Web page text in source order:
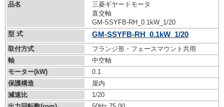
品名
三菱ギヤードモータ
直交軸
GM-SSYFB-RH_0.1kW_1/20
型 式
GM-SSYFB-RH_0.1kW_1/20
取付方式
フランジ形・フェースマウント共用
軸
中空軸
モーター(kW)
0.1
保護構造
屋内
減速比
1/20